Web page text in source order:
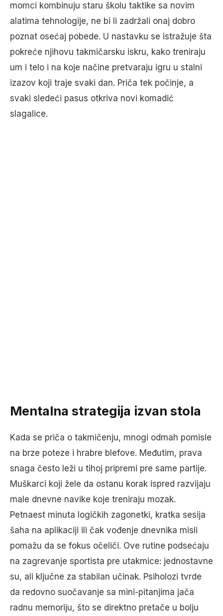
momci kombinuju staru školu taktike sa novim
alatima tehnologije, ne bi li zadržali onaj dobro
poznat osećaj pobede. U nastavku se istražuje šta
pokreće njihovu takmičarsku iskru, kako treniraju
um i telo i na koje načine pretvaraju igru u stalni
izazov koji traje svaki dan. Priča tek počinje, a
svaki sledeći pasus otkriva novi komadić
slagalice.
Mentalna strategija izvan stola
Kada se priča o takmičenju, mnogi odmah pomisle
na brze poteze i hrabre blefove. Međutim, prava
snaga često leži u tihoj pripremi pre same partije.
Muškarci koji žele da ostanu korak ispred razvijaju
male dnevne navike koje treniraju mozak.
Petnaest minuta logičkih zagonetki, kratka sesija
šaha na aplikaciji ili čak vođenje dnevnika misli
pomažu da se fokus očeliči. Ove rutine podsećaju
na zagrevanje sportista pre utakmice: jednostavne
su, ali ključne za stabilan učinak. Psiholozi tvrde
da redovno suočavanje sa mini-pitanjima jača
radnu memoriju, što se direktno pretače u bolju